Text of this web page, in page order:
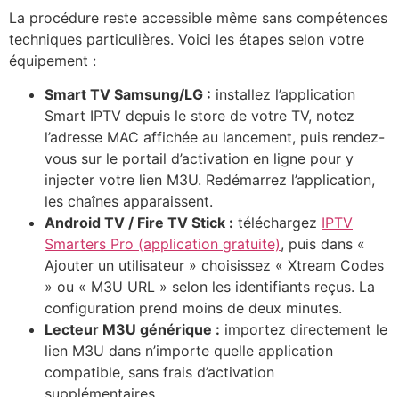
La procédure reste accessible même sans compétences
techniques particulières. Voici les étapes selon votre
équipement :
Smart TV Samsung/LG : installez l’application
Smart IPTV depuis le store de votre TV, notez
l’adresse MAC affichée au lancement, puis rendez-
vous sur le portail d’activation en ligne pour y
injecter votre lien M3U. Redémarrez l’application,
les chaînes apparaissent.
Android TV / Fire TV Stick : téléchargez IPTV
Smarters Pro (application gratuite), puis dans «
Ajouter un utilisateur » choisissez « Xtream Codes
» ou « M3U URL » selon les identifiants reçus. La
configuration prend moins de deux minutes.
Lecteur M3U générique : importez directement le
lien M3U dans n’importe quelle application
compatible, sans frais d’activation